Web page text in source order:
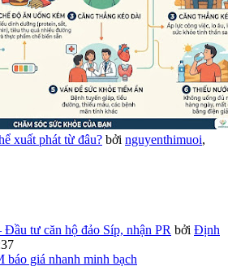
xuất phát từ đâu? bởi nguyenthimuoi,
Đầu tư căn hộ đảo Síp, nhận PR bởi Định